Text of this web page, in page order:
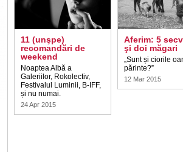
11 (unşpe)
recomandări de
weekend
Noaptea Albă a
Galeriilor, Rokolectiv,
Festivalul Luminii, B-IFF,
și nu numai.
24 Apr 2015
Aferim: 5
şi doi măgari
„Sunt și ciorile
părinte?”
12 Mar 2015